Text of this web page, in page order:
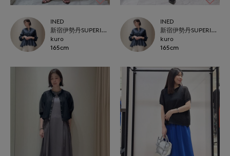
INED
新宿伊勢丹SUPERIOR CLOSET
kuro
165cm
INED
新宿伊勢丹SUPERIOR CLOSET
kuro
165cm